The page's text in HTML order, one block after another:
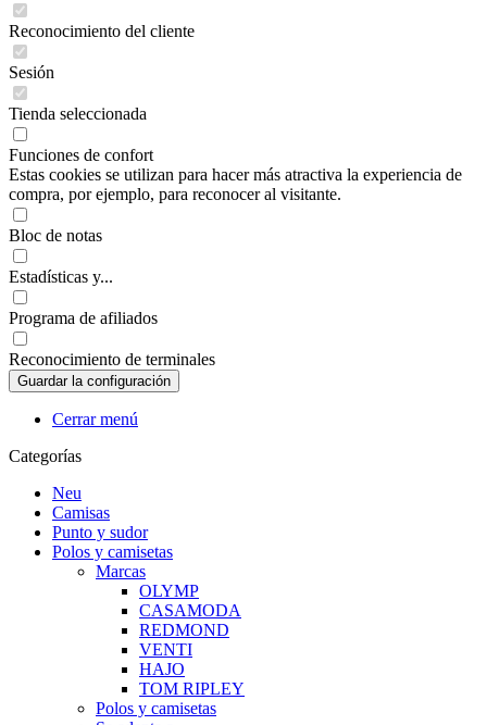
Reconocimiento del cliente
Sesión
Tienda seleccionada
Funciones de confort
Estas cookies se utilizan para hacer más atractiva la experiencia de
compra, por ejemplo, para reconocer al visitante.
Bloc de notas
Estadísticas y...
Programa de afiliados
Reconocimiento de terminales
Cerrar menú
Categorías
Neu
Camisas
Punto y sudor
Polos y camisetas
Marcas
OLYMP
CASAMODA
REDMOND
VENTI
HAJO
TOM RIPLEY
Polos y camisetas